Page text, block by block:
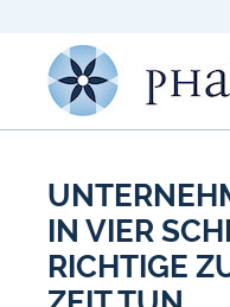
IN VIER
RICHTIGE